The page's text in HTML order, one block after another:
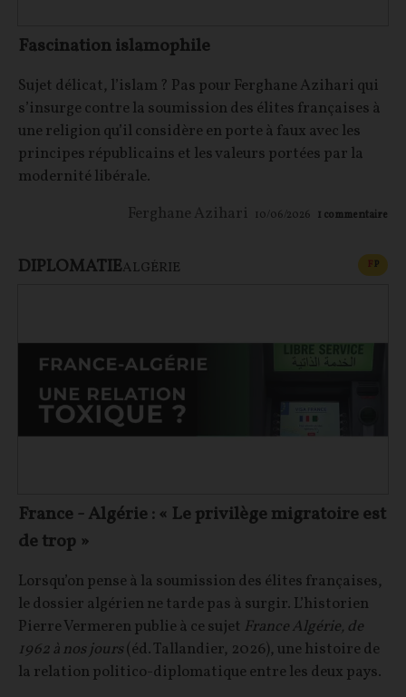
Fascination islamophile
Sujet délicat, l’islam ? Pas pour Ferghane Azihari qui
s’insurge contre la soumission des élites françaises à
une religion qu’il considère en porte à faux avec les
principes républicains et les valeurs portées par la
modernité libérale.
Ferghane Azihari 10/06/2026 1 commentaire
DIPLOMATIEALGÉRIE FP
France - Algérie : « Le privilège migratoire est
de trop »
Lorsqu’on pense à la soumission des élites françaises,
le dossier algérien ne tarde pas à surgir. L’historien
Pierre Vermeren publie à ce sujet France Algérie, de
1962 à nos jours(éd. Tallandier, 2026), une histoire de
la relation politico-diplomatique entre les deux pays.